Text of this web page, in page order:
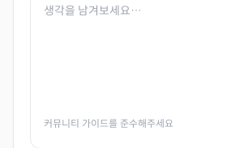
커뮤니티 가이드를 준수해주세요